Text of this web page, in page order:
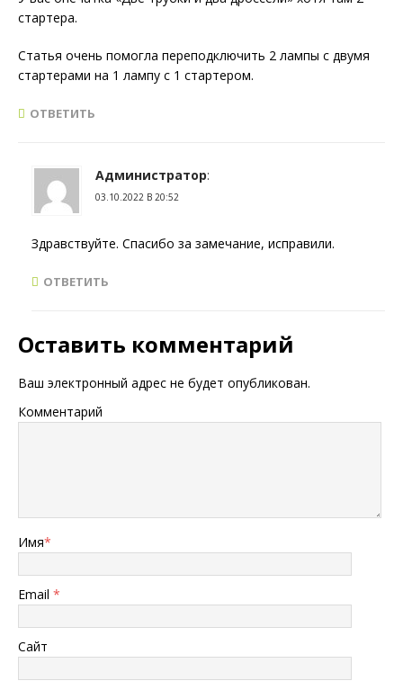
стартера.
Статья очень помогла переподключить 2 лампы с двумя
стартерами на 1 лампу с 1 стартером.
ОТВЕТИТЬ
Администратор:
03.10.2022 В 20:52
Здравствуйте. Спасибо за замечание, исправили.
ОТВЕТИТЬ
Оставить комментарий
Ваш электронный адрес не будет опубликован.
Комментарий
Имя*
Email *
Сайт